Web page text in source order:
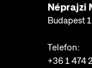
Néprajzi
Budapest
Telefon:
+36 1 474